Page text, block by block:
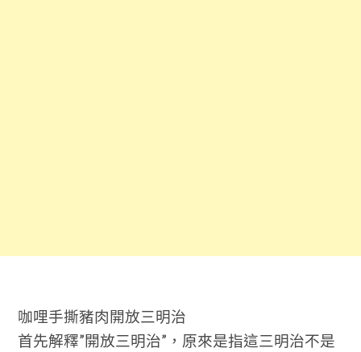
咖哩手撕豬肉開放三明治
首先解釋”開放三明治”，原來是指這三明治不是